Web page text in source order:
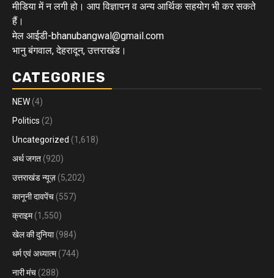
मीडिया में न लगी हो। आप विज्ञापन व अन्य आर्थिक सहयोग भी कर सकते
हैं।
मेल आईडी-bhanubangwal@gmail.com
भानु बंगवाल, देहरादून, उत्तराखंड।
CATEGORIES
NEW (4)
Politics (2)
Uncategorized (1,618)
अर्थ जगत (920)
उत्तराखंड न्यूज़ (5,202)
कानूनी दावपेंच (557)
क्राइम(1,550)
खेल की दुनिया(984)
धर्म एवं अध्यात्म(744)
नारी मंच (288)